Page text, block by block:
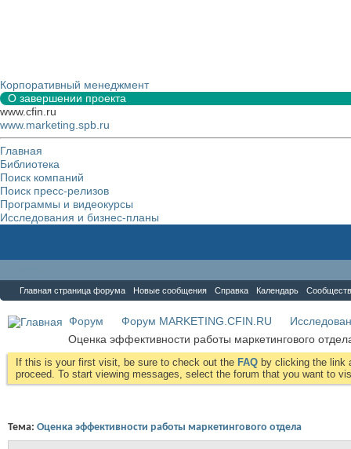
Корпоративный менеджмент
О завершении проекта
www.cfin.ru
www.marketing.spb.ru
Главная
Библиотека
Поиск компаний
Поиск пресс-релизов
Программы и видеокурсы
Исследования и бизнес-планы
Главная страница форума Новые сообщения Справка Календарь
Форум Форум MARKETING.CFIN.RU
Оценка эффективности работы маркетингового
If this is your first visit, be sure to check out the FAQ by clicking the link
proceed. To start viewing messages, select the forum that you want to
Тема: Оценка эффективности работы маркетингового отдела